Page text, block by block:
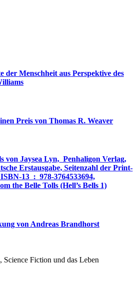
der Menschheit aus Perspektive des
Preis von Thomas R. Weaver
von Jaysea Lyn, ‎ Penhaligon Verlag,
Erstausgabe, Seitenzahl der Print-
For Whom the Belle Tolls (Hell’s Bells 1)
von Andreas Brandhorst
Fiction und das Leben